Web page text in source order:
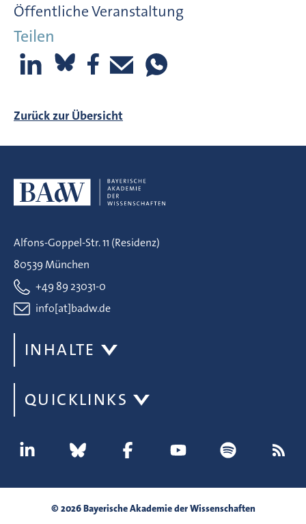
Öffentliche Veranstaltung
Teilen
Zurück zur Übersicht
Alfons-Goppel-Str. 11 (Residenz)
80539 München
+49 89 23031-0
info[at]badw.de
INHALTE
QUICKLINKS
© 2026 Bayerische Akademie der Wissenschaften